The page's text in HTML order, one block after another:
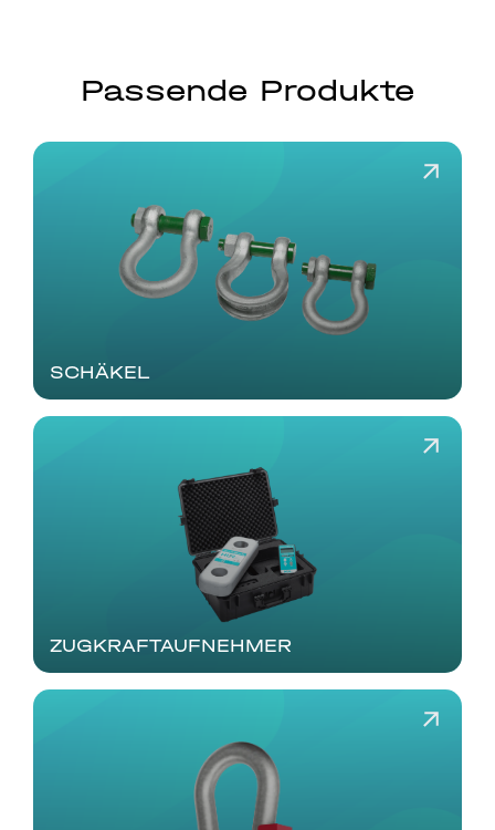
Passende Produkte
SCHÄKEL
ZUGKRAFTAUFNEHMER